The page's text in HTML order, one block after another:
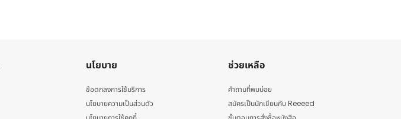
นโยบาย
ข้อตกลงการใช้บริการ
นโยบายความเป็นส่วนตัว
ช่วยเหลือ
คำถามที่พบบ่อย
สมัครเป็นนักเขียนกับ Reeeed